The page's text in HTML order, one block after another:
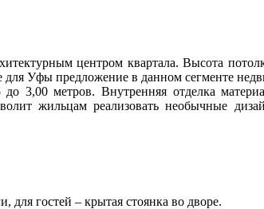
центром квартала. Высота
для Уфы предложение в данном сегменте
3,00 метров. Внутренняя отделка
жильцам реализовать необычные
для гостей – крытая стоянка во дворе.